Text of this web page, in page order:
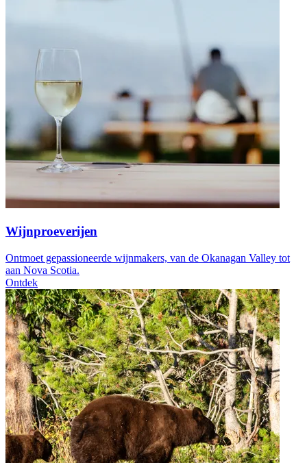
Wijnproeverijen
Ontmoet gepassioneerde wijnmakers, van de Okanagan Valley tot
aan Nova Scotia.
Ontdek